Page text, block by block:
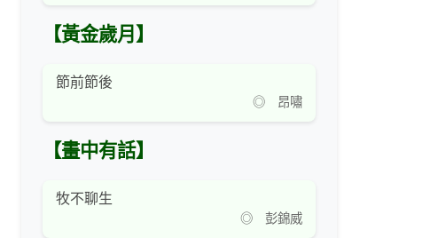
【黃金歲月】
節前節後
◎ 昂嘯
【畫中有話】
牧不聊生
◎ 彭錦威